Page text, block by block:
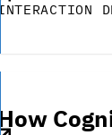
INTERACTION
How